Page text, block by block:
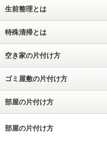
生前整理とは
特殊清掃とは
空き家の片付け方
ゴミ屋敷の片付け方
部屋の片付け方
部屋の片付け方